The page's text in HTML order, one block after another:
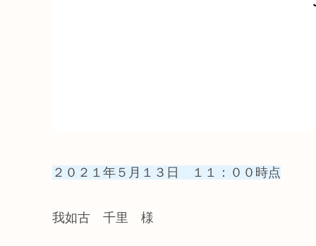
２０２１年５月１３日 １１：００時点
我如古 千里 様